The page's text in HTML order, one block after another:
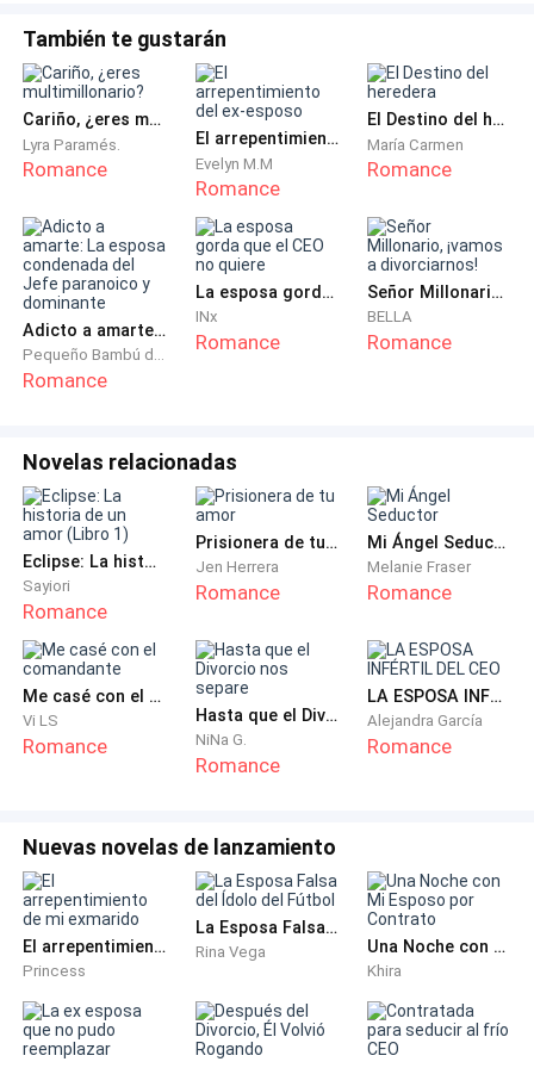
Ísis sustentou o olhar dele por alguns segundos.
— E por que eu? — perguntou baixinho. — O que te faz
pensar que eu seria diferente?
antes de falar.
— Porque aconteceu uma coisa que pode parecer
insignificante para qualquer outra pessoa.
Ísis esperou ele continuar, em silêncio.
impressão de que ele tentou acompanhar você com
os olhos.
Ela franziu a testa.
— A impressão?
— Sim. Não posso afirmar que foi isso. Talvez
qualquer médico dissesse que foi apenas um
movimento involuntário. — Ele soltou um suspiro
cansado. — Mas conheço meu irmão a vida inteira. Há
mínimo movimento, esperando encontrar um sinal de
que ele ainda está ali. E... pela primeira vez em muito
tempo, senti que havia alguma intenção naquele olhar.
Caio sustentou o olhar dela:
— Posso estar enganado. Posso estar me agarrando
a uma esperança que não existe. Mas, quando vi você
También te gustarán
Cariño, ¿eres multimillonario?
Lyra Paramés.
Romance
El arrepentimiento del ex-esposo
Evelyn M.M
Romance
El Destino del heredera
María Carmen
Romance
Adicto a amarte: La esposa condenada del Jefe paranoico y dominante
Pequeño Bambú de la Familia Gu
Romance
La esposa gorda que el CEO no quiere
INx
Romance
Señor Millonario, ¡vamos a divorciarnos!
BELLA
Romance
Novelas relacionadas
Eclipse: La historia de un amor (Libro 1)
Sayiori
Romance
Prisionera de tu amor
Jen Herrera
Romance
Mi Ángel Seductor
Melanie Fraser
Romance
Me casé con el comandante
Vi LS
Romance
Hasta que el Divorcio nos separe
NiNa G.
Romance
LA ESPOSA INFÉRTIL DEL CEO
Alejandra García
Romance
Nuevas novelas de lanzamiento
El arrepentimiento de mi exmarido
Princess
La Esposa Falsa del Ídolo del Fútbol
Rina Vega Una Noche con Mi Esposo por Contrato
Khira